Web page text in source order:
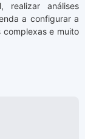
realizar análises
a configurar a
e muito